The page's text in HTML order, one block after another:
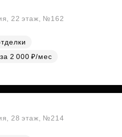
22 этаж, №162
2 000 ₽/мес
28 этаж, №214